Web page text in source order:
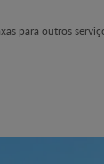
para outros